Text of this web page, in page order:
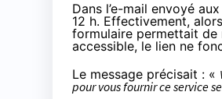
Dans l’e-mail envoyé
12 h. Effectivement,
formulaire permettait de
accessible, le lien ne
Le message précisait : «
pour vous fournir ce service